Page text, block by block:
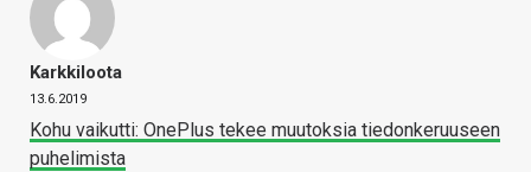
Karkkiloota
13.6.2019
Kohu vaikutti: OnePlus tekee muutoksia tiedonkeruuseen
puhelimista